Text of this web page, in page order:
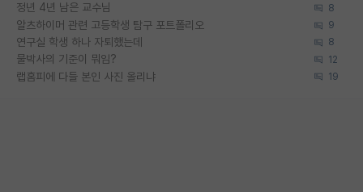
정년 4년 남은 교수님 8
알츠하이머 관련 고등학생 탐구 포트폴리오 9
연구실 학생 하나 자퇴했는데 8
물박사의 기준이 뭐임? 12
랩홈피에 다들 본인 사진 올리냐 19